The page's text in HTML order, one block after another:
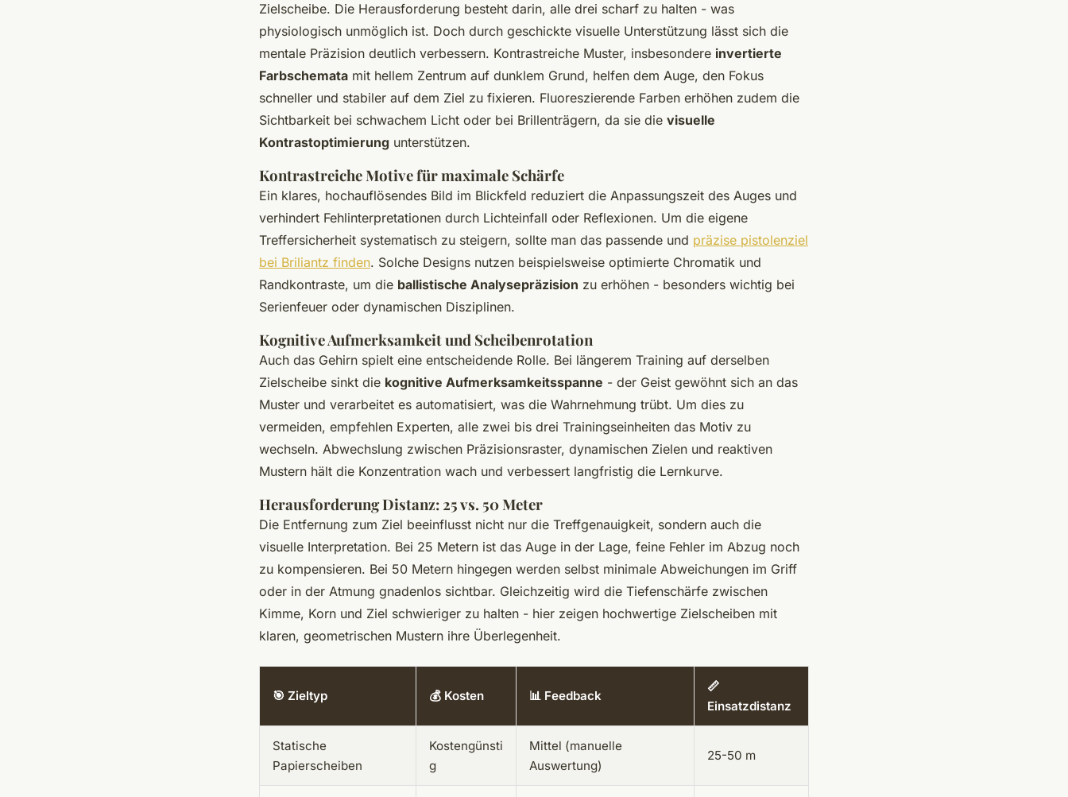
Zielscheibe. Die Herausforderung besteht darin, alle drei scharf zu halten - was
physiologisch unmöglich ist. Doch durch geschickte visuelle Unterstützung lässt sich die
mentale Präzision deutlich verbessern. Kontrastreiche Muster, insbesondere invertierte
Farbschemata mit hellem Zentrum auf dunklem Grund, helfen dem Auge, den Fokus
schneller und stabiler auf dem Ziel zu fixieren. Fluoreszierende Farben erhöhen zudem die
Sichtbarkeit bei schwachem Licht oder bei Brillenträgern, da sie die visuelle
Kontrastoptimierung unterstützen.
Kontrastreiche Motive für maximale Schärfe
Ein klares, hochauflösendes Bild im Blickfeld reduziert die Anpassungszeit des Auges und
verhindert Fehlinterpretationen durch Lichteinfall oder Reflexionen. Um die eigene
Treffersicherheit systematisch zu steigern, sollte man das passende und präzise pistolenziel
bei Briliantz finden. Solche Designs nutzen beispielsweise optimierte Chromatik und
Randkontraste, um die ballistische Analysepräzision zu erhöhen - besonders wichtig bei
Serienfeuer oder dynamischen Disziplinen.
Kognitive Aufmerksamkeit und Scheibenrotation
Auch das Gehirn spielt eine entscheidende Rolle. Bei längerem Training auf derselben
Zielscheibe sinkt die kognitive Aufmerksamkeitsspanne - der Geist gewöhnt sich an das
Muster und verarbeitet es automatisiert, was die Wahrnehmung trübt. Um dies zu
vermeiden, empfehlen Experten, alle zwei bis drei Trainingseinheiten das Motiv zu
wechseln. Abwechslung zwischen Präzisionsraster, dynamischen Zielen und reaktiven
Mustern hält die Konzentration wach und verbessert langfristig die Lernkurve.
Herausforderung Distanz: 25 vs. 50 Meter
Die Entfernung zum Ziel beeinflusst nicht nur die Treffgenauigkeit, sondern auch die
visuelle Interpretation. Bei 25 Metern ist das Auge in der Lage, feine Fehler im Abzug noch
zu kompensieren. Bei 50 Metern hingegen werden selbst minimale Abweichungen im Griff
oder in der Atmung gnadenlos sichtbar. Gleichzeitig wird die Tiefenschärfe zwischen
Kimme, Korn und Ziel schwieriger zu halten - hier zeigen hochwertige Zielscheiben mit
klaren, geometrischen Mustern ihre Überlegenheit.
🎯 Zieltyp 💰 Kosten 📊 Feedback
📏
Einsatzdistanz
Statische
Papierscheiben
Kostengünsti
g
Mittel (manuelle
Auswertung)
25-50 m